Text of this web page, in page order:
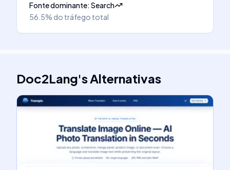
Fonte dominante:Search
56.5% do tráfego total
Doc2Lang'sAlternativas